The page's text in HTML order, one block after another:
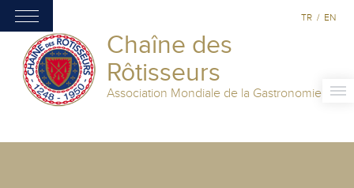
Chaîne des
Rôtisseurs
Association Mondiale de la Gastronomie
TR / EN